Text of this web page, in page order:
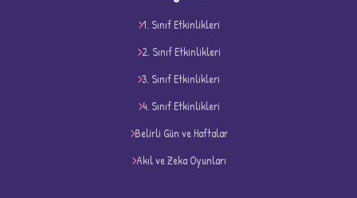
D
1. Sınıf Etkinlikleri
2. Sınıf Etkinlikleri
3. Sınıf Etkinlikleri
4. Sınıf Etkinlikleri
Belirli Gün ve Haftalar
Akıl ve Zeka Oyunları